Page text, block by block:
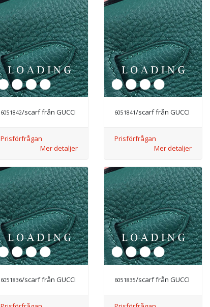
6051842/scarf från GUCCI
Prisförfrågan
Mer detaljer
6051841/scarf från GUCCI
Prisförfrågan
Mer detaljer
6051836/scarf från GUCCI 6051835/scarf från GUCCI